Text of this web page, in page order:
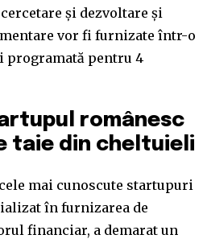
și dezvoltare și
vor fi furnizate într-o
pentru 4
românesc
taie din cheltuieli
mai cunoscute startupuri
în furnizarea de
financiar, a demarat un